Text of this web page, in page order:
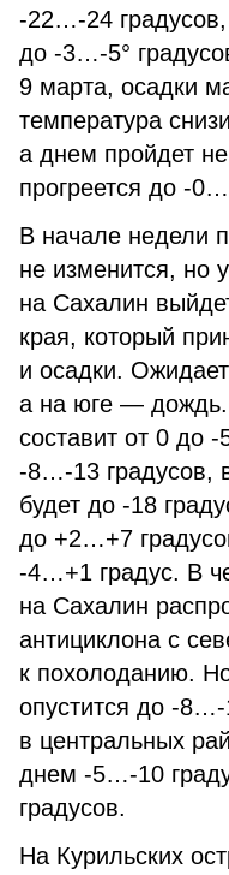
-22…-24
до -3…-5°
9 марта, осадки
температура
а днем пройдет
прогреется до -
В начале недели
не изменится, но
на Сахалин
края, который
и осадки.
а на юге —
составит от 0 до
-8…-13 градусов,
будет до -18
до +2…+7
-4…+1 градус. В
на Сахалин
антициклона с
к похолоданию.
опустится до -8…-
в центральных
днем -5…-10
градусов.
На Курильских